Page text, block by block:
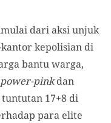
dari aksi unjuk
kepolisian di
bantu warga,
power-pinkdan
17+8 di
para elite